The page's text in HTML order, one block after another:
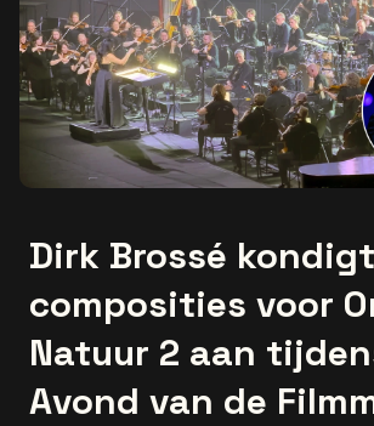
Dirk Brossé
composities voor
Natuur 2 aan
Avond van de